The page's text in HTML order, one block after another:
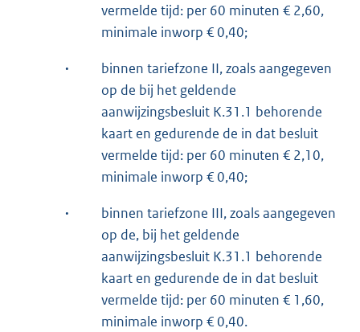
vermelde tijd: per 60 minuten € 2,60,
minimale inworp € 0,40;
·
binnen tariefzone II, zoals aangegeven
op de bij het geldende
aanwijzingsbesluit K.31.1 behorende
kaart en gedurende de in dat besluit
vermelde tijd: per 60 minuten € 2,10,
minimale inworp € 0,40;
·
binnen tariefzone III, zoals aangegeven
op de, bij het geldende
aanwijzingsbesluit K.31.1 behorende
kaart en gedurende de in dat besluit
vermelde tijd: per 60 minuten € 1,60,
minimale inworp € 0,40.